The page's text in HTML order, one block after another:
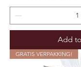
Add
GRATIS VERPAKKING!